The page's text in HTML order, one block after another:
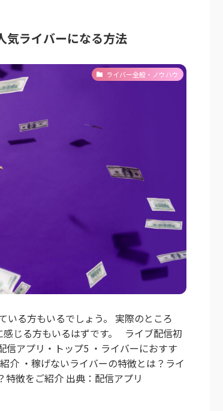
気ライバーになる方法
ライバー全般・ノウハウ
いる方もいるでしょう。 実際のところ
感じる方もいるはずです。 ライブ配信初
アプリ・トップ5 ・ライバーにおすす
介 ・稼げないライバーの特徴とは？ライ
特徴をご紹介 出典：配信アプリ